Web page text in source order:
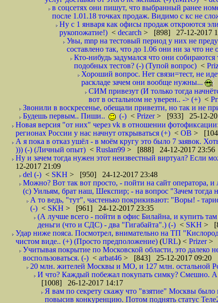
в соцсетях они пишут, что выбранный ранее
после 1.01.18 точках продаж. Видимо с кс не
Ну с 1 января как офисы продаж откроются
рукопожатие!) < decarch > [898] 27-12-2017
Увы, mnp на тестовый период у них не
составлено так, что до 1.06 они ни за что не
Кто-нибудь задумался что они
подобных тестов? (-) (Тупой вопрос) <
Хороший вопрос. Нет связи=тест, не
раскладе зачем они вообще нужны...
СИМ привезут (И только тогда
вот в остальном не уверен.. -> (+) <
Звонили в воскресенье, обещали привезти, но так и не
Будешь первым.. Пиши..
(-) < Prizer> [933] 25-12-
Новая версия "от них" через vk в отношении
регионах России у нас начнут открываться (+) < ОВ >
А я пока в отказ ушёл - в моём кругу это было 7 заявок.
))) (-) (Личный опыт) < Ruslan99 > [888] 24-12-2017 23:56
Ну и зачем тогда нужен этот неизвестный виртуал? Если
12-2017 21:09
del (-) < SKH > [950] 24-12-2017 23:48
Можно? Вот так вот просто, - пойти на сайт оператора,
(с) Уильям, брат наш, Шекспир; - на вопрос "Зачем тогда
А то ведь, "тут", частенько покрикивают: "Воры! -
(-) < SKH > [961] 24-12-2017 23:35
(А лучше всего - пойти в офис Билайна, и купить
деньги (что и СДС) - два "Гигабайта".) (-) < SKH >
Удар ниже пояса. Посмотрел, внимательно на ТП
чистом виде.. (+) (Просто предположение) (URL) < Prizer>
Учитывая покрытие по Московской области, это далеко
воспользоваться. (-) < arbat46 > [843] 25-12-2017 09:20
20 млн. жителей Москвы и МО, и 127 млн. остальной
И что? Каждый побежал покупать симку? Смешно. А
[1008] 26-12-2017 14:17
Я вам по секрету скажу что "взятие" Москвы
повысив конкуренцию. Потом поднять статус